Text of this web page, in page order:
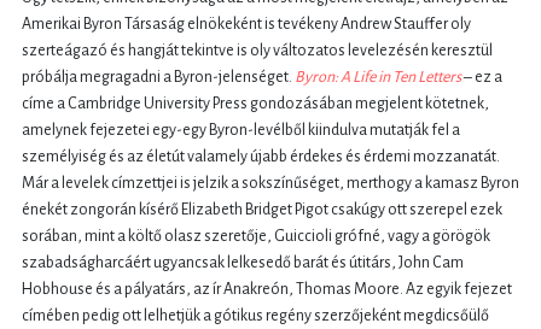
Amerikai Byron Társaság elnökeként is tevékeny Andrew Stauffer oly
szerteágazó és hangját tekintve is oly változatos levelezésén keresztül
próbálja megragadni a Byron-jelenséget. Byron: A Life in Ten Letters– ez a
címe a Cambridge University Press gondozásában megjelent kötetnek,
amelynek fejezetei egy-egy Byron-levélből kiindulva mutatják fel a
személyiség és az életút valamely újabb érdekes és érdemi mozzanatát.
Már a levelek címzettjei is jelzik a sokszínűséget, merthogy a kamasz Byron
énekét zongorán kísérő Elizabeth Bridget Pigot csakúgy ott szerepel ezek
sorában, mint a költő olasz szeretője, Guiccioli grófné, vagy a görögök
szabadságharcáért ugyancsak lelkesedő barát és útitárs, John Cam
Hobhouse és a pályatárs, az ír Anakreón, Thomas Moore. Az egyik fejezet
címében pedig ott lelhetjük a gótikus regény szerzőjeként megdicsőülő